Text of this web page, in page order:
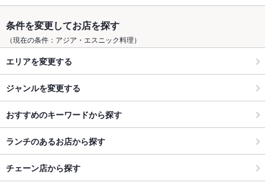
条件を変更してお店を探す
（現在の条件：アジア・エスニック料理）
エリアを変更する
ジャンルを変更する
おすすめのキーワードから探す
ランチのあるお店から探す
チェーン店から探す